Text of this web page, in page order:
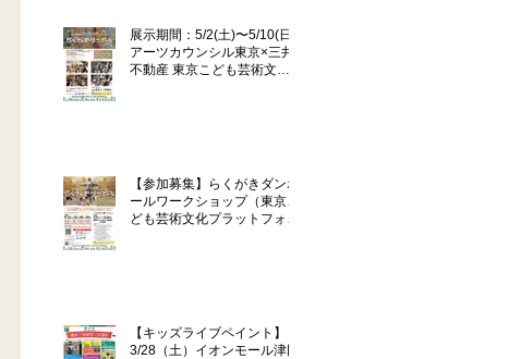
展示期間：5/2(土)〜5/10(日)
アーツカウンシル東京×三井
不動産 東京こども芸術文化
【参加募集】らくがきダンボ
ールワークショップ（東京こ
ども芸術文化プラットフォー
【キッズライブペイント】
3/28（土）イオンモール津田